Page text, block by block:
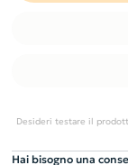
Desideri testare il
Hai bisogno una